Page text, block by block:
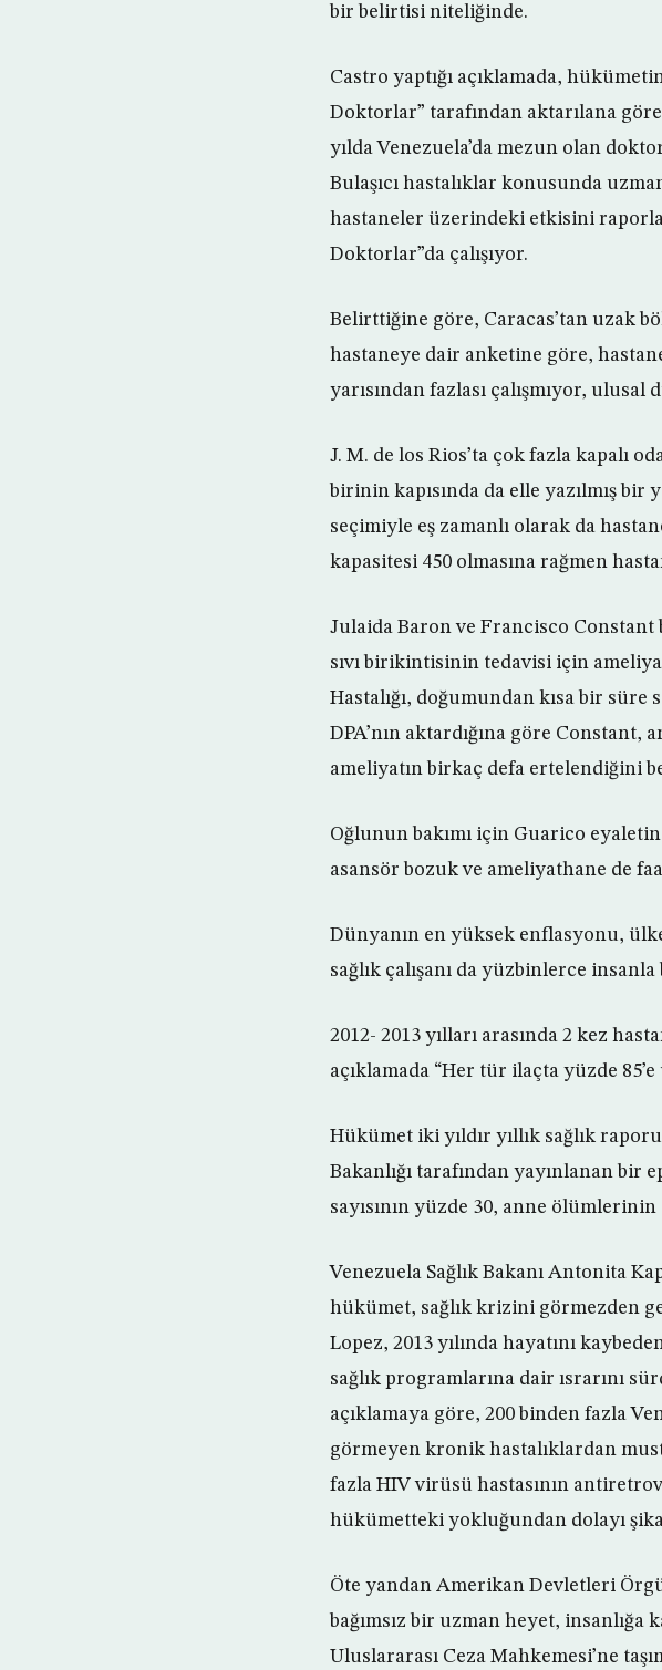
bir belirtisi niteliğinde.
Castro yaptığı açıklamada,
Doktorlar” tarafından aktarılana
yılda Venezuela’da mezun olan
Bulaşıcı hastalıklar konusunda
hastaneler üzerindeki etkisini
Doktorlar”da çalışıyor.
Belirttiğine göre, Caracas’tan uzak
hastaneye dair anketine göre,
yarısından fazlası çalışmıyor, ulusal
J. M. de los Rios’ta çok fazla kapalı
birinin kapısında da elle yazılmış bir
seçimiyle eş zamanlı olarak da
kapasitesi 450 olmasına rağmen
Julaida Baron ve Francisco
sıvı birikintisinin tedavisi için
Hastalığı, doğumundan kısa bir süre
DPA’nın aktardığına göre
ameliyatın birkaç defa ertelendiğini
Oğlunun bakımı için Guarico
asansör bozuk ve ameliyathane de
Dünyanın en yüksek enflasyonu,
sağlık çalışanı da yüzbinlerce
2012- 2013 yılları arasında 2 kez
açıklamada “Her tür ilaçta yüzde
Hükümet iki yıldır yıllık sağlık
Bakanlığı tarafından yayınlanan
sayısının yüzde 30, anne
Venezuela Sağlık Bakanı Antonita
hükümet, sağlık krizini görmezden
Lopez, 2013 yılında hayatını
sağlık programlarına dair ısrarını
açıklamaya göre, 200 binden fazla
görmeyen kronik hastalıklardan
fazla HIV virüsü hastasının
hükümetteki yokluğundan dolayı
Öte yandan Amerikan Devletleri
bağımsız bir uzman heyet, insanlığa
Uluslararası Ceza Mahkemesi’ne